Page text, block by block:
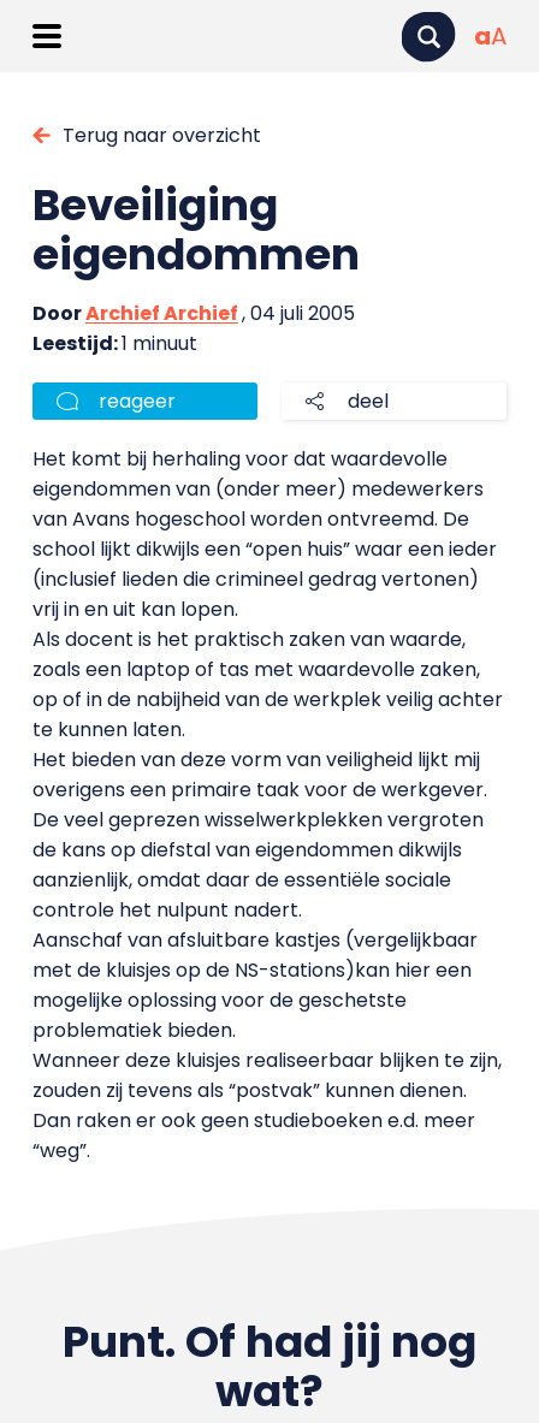
aA
Terug naar overzicht
Beveiliging
eigendommen
DoorArchief Archief, 04 juli 2005
Leestijd:1 minuut
reageer deel
Het komt bij herhaling voor dat waardevolle
eigendommen van (onder meer) medewerkers
van Avans hogeschool worden ontvreemd. De
school lijkt dikwijls een “open huis” waar een ieder
(inclusief lieden die crimineel gedrag vertonen)
vrij in en uit kan lopen.
Als docent is het praktisch zaken van waarde,
zoals een laptop of tas met waardevolle zaken,
op of in de nabijheid van de werkplek veilig achter
te kunnen laten.
Het bieden van deze vorm van veiligheid lijkt mij
overigens een primaire taak voor de werkgever.
De veel geprezen wisselwerkplekken vergroten
de kans op diefstal van eigendommen dikwijls
aanzienlijk, omdat daar de essentiële sociale
controle het nulpunt nadert.
Aanschaf van afsluitbare kastjes (vergelijkbaar
met de kluisjes op de NS-stations)kan hier een
mogelijke oplossing voor de geschetste
problematiek bieden.
Wanneer deze kluisjes realiseerbaar blijken te zijn,
zouden zij tevens als “postvak” kunnen dienen.
Dan raken er ook geen studieboeken e.d. meer
“weg”.
Punt. Of had jij nog
wat?